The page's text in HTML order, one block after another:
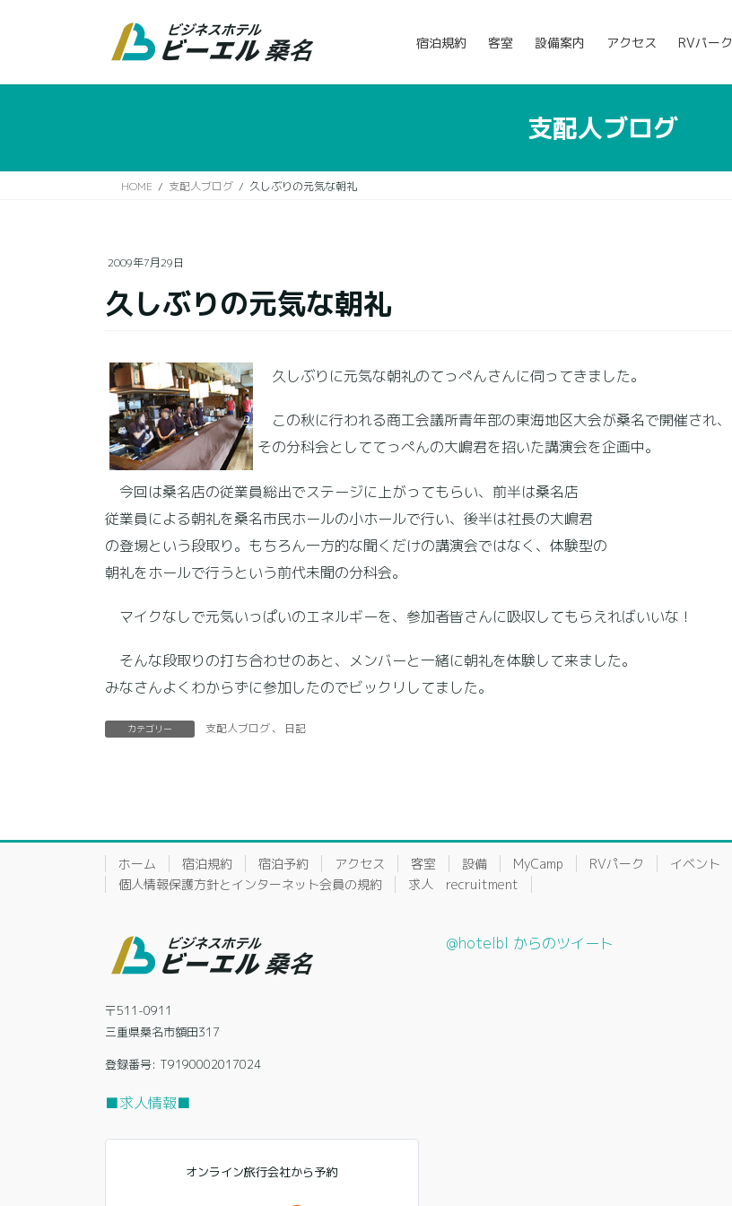
宿泊規約 客室 設備案内 アクセス RVパーク
支配人ブログ
HOME 支配人ブログ 久しぶりの元気な朝礼
2009年7月29日
久しぶりの元気な朝礼
久しぶりに元気な朝礼のてっぺんさんに伺ってきました。
この秋に行われる商工会議所青年部の東海地区大会が桑名で開催され、
その分科会としててっぺんの大嶋君を招いた講演会を企画中。
今回は桑名店の従業員総出でステージに上がってもらい、前半は桑名店
従業員による朝礼を桑名市民ホールの小ホールで行い、後半は社長の大嶋君
の登場という段取り。もちろん一方的な聞くだけの講演会ではなく、体験型の
朝礼をホールで行うという前代未聞の分科会。
マイクなしで元気いっぱいのエネルギーを、参加者皆さんに吸収してもらえればいいな！
そんな段取りの打ち合わせのあと、メンバーと一緒に朝礼を体験して来ました。
みなさんよくわからずに参加したのでビックリしてました。
カテゴリー 支配人ブログ、 日記
ホーム 宿泊規約 宿泊予約 アクセス 客室 設備 MyCamp RVパーク イベント
個人情報保護方針とインターネット会員の規約
求人 recruitment
〒511-0911
三重県桑名市額田317
登録番号: T9190002017024
■求人情報■
オンライン旅行会社から予約
@hotelbl からのツイート